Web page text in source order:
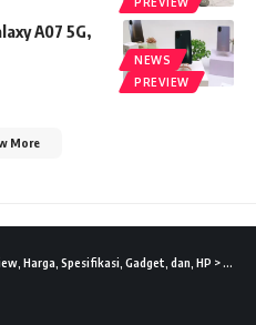
NEWS
PREVIEW
A07 5G,
More
Harga, Spesifikasi, Gadget, dan, HP >